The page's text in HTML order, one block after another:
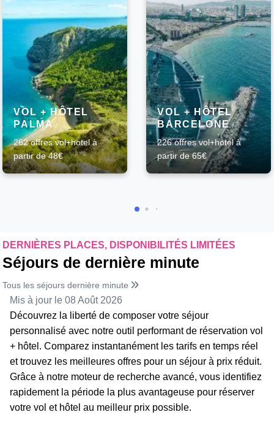
VOL + HÔTEL
PALMA
262 offres vol+hotel à
partir de 48€
VOL + HÔTEL
BARCELONE
226 offres vol+hotel à
partir de 65€
DERNIÈRES PLACES, DISPONIBILITÉS LIMITÉES
Séjours de dernière minute
Tous les séjours dernière minute
Mis à jour le 08 Août 2026
Découvrez la liberté de composer votre séjour
personnalisé avec notre outil performant de réservation vol
+ hôtel. Comparez instantanément les tarifs en temps réel
et trouvez les meilleures offres pour un séjour à prix réduit.
Grâce à notre moteur de recherche avancé, vous identifiez
rapidement la période la plus avantageuse pour réserver
votre vol et hôtel au meilleur prix possible.